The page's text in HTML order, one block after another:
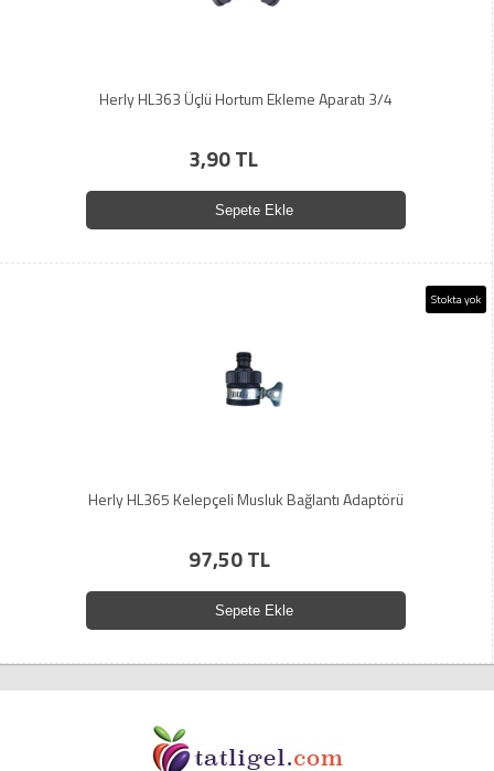
Herly HL363 Üçlü Hortum Ekleme Aparatı 3/4
3,90 TL
Sepete Ekle
Stokta yok
Herly HL365 Kelepçeli Musluk Bağlantı Adaptörü
97,50 TL
Sepete Ekle